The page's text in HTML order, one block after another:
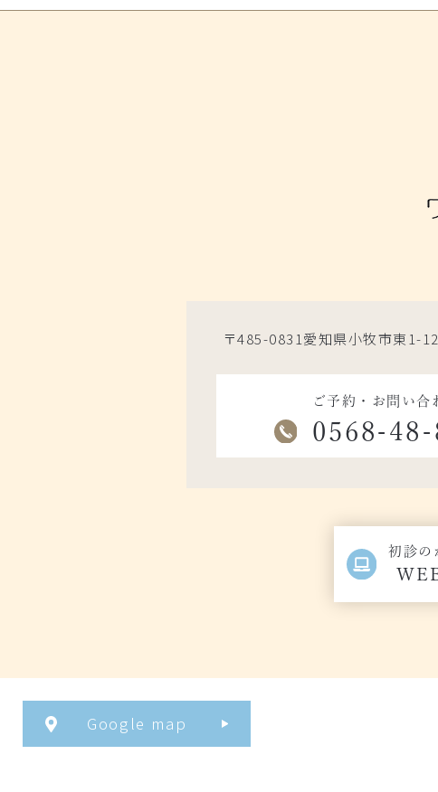
〒485-0831愛知県小牧市東1-
ご予約・お問い合
0568-48-
初診の
Google map